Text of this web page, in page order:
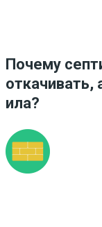
Почему
откачивать,
ила?